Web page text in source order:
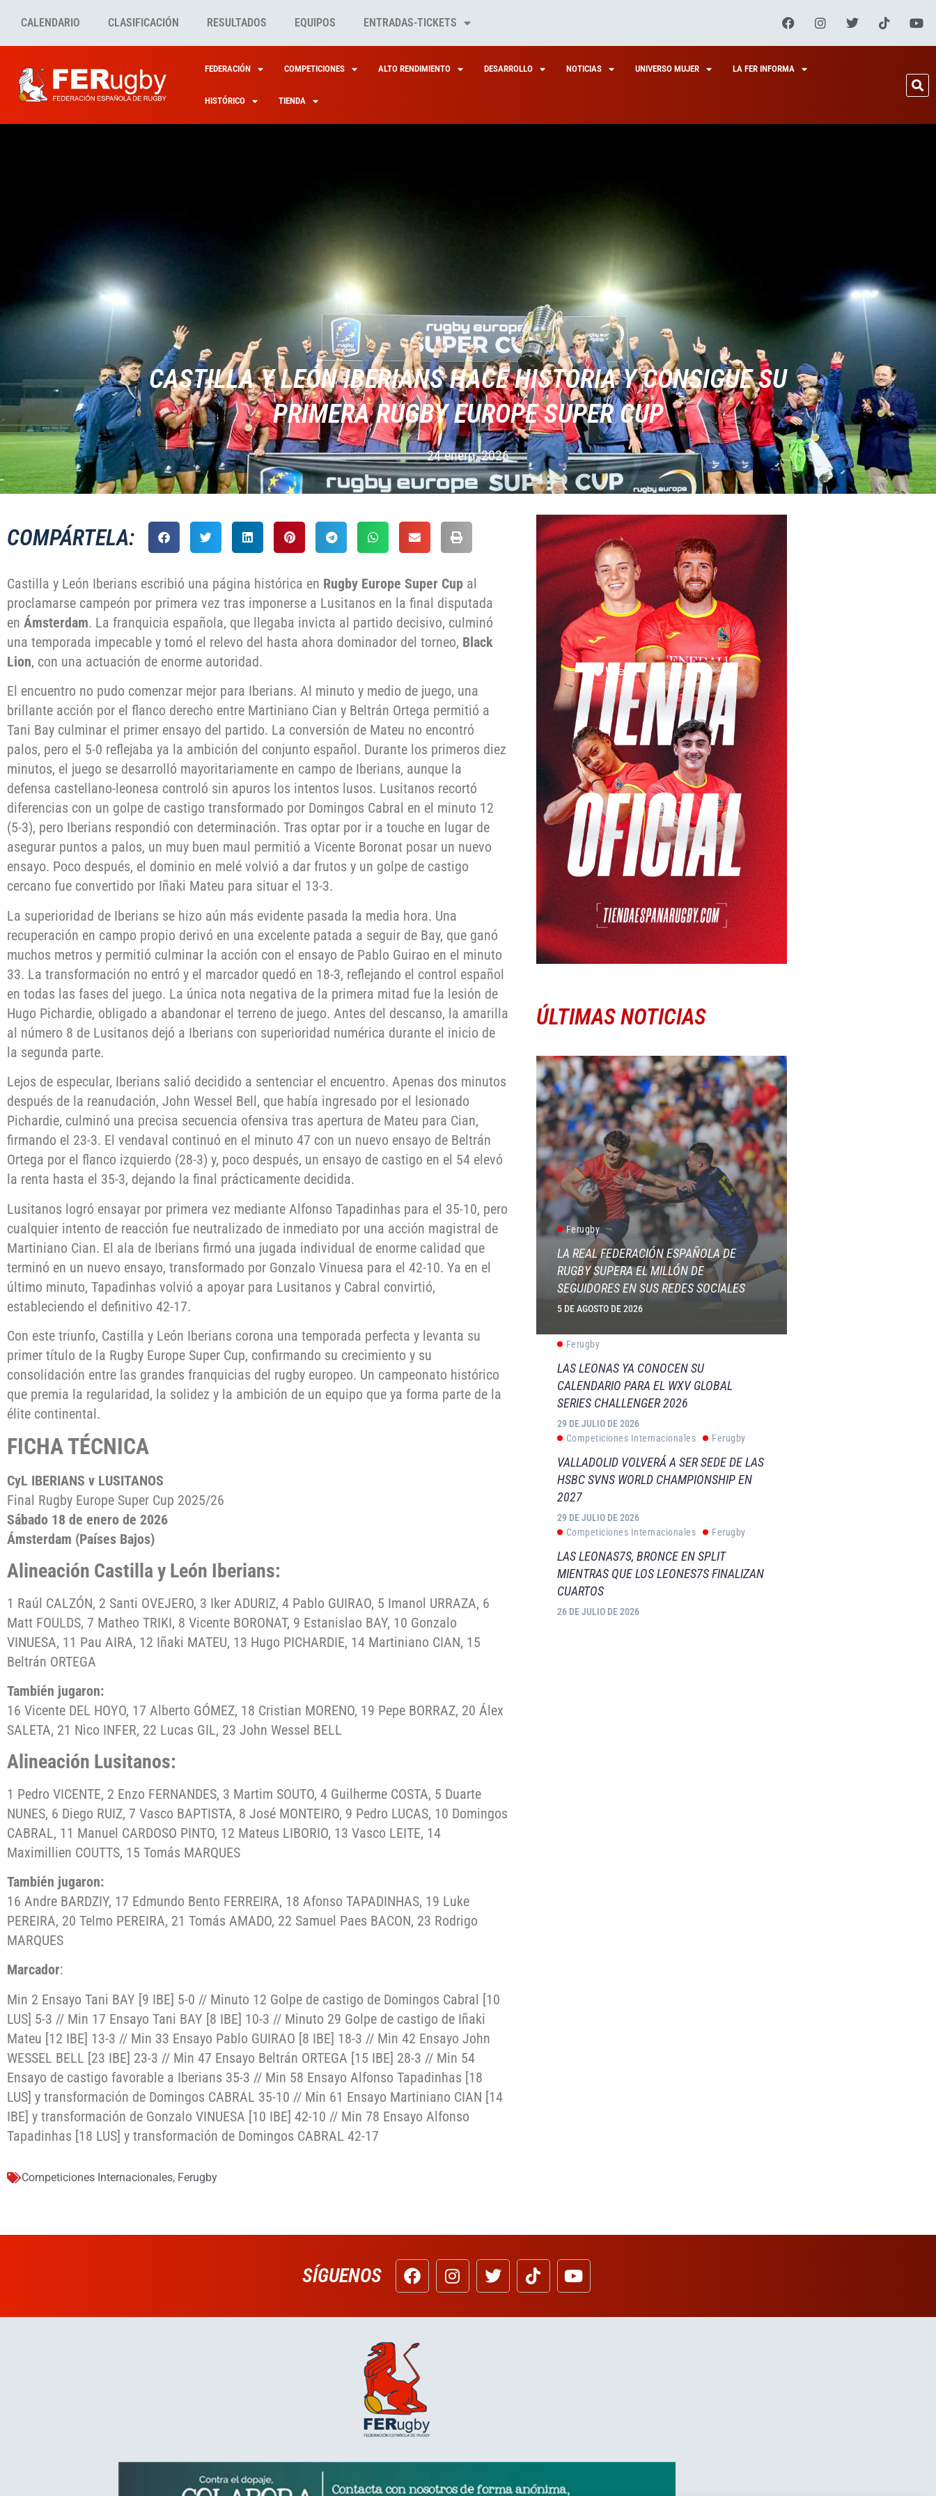
CALENDARIO CLASIFICACIÓN RESULTADOS EQUIPOS ENTRADAS-TICKETS
FEDERACIÓN COMPETICIONES ALTO RENDIMIENTO DESARROLLO NOTICIAS UNIVERSO MUJER LA FER INFORMA
HISTÓRICO TIENDA
CASTILLA Y LEÓN IBERIANS HACE HISTORIA Y CONSIGUE SU
PRIMERA RUGBY EUROPE SUPER CUP
24 enero, 2026
COMPÁRTELA:
Castilla y León Iberians escribió una página histórica en Rugby Europe Super Cup al
proclamarse campeón por primera vez tras imponerse a Lusitanos en la final disputada
en Ámsterdam. La franquicia española, que llegaba invicta al partido decisivo, culminó
una temporada impecable y tomó el relevo del hasta ahora dominador del torneo, Black
Lion, con una actuación de enorme autoridad.
El encuentro no pudo comenzar mejor para Iberians. Al minuto y medio de juego, una
brillante acción por el flanco derecho entre Martiniano Cian y Beltrán Ortega permitió a
Tani Bay culminar el primer ensayo del partido. La conversión de Mateu no encontró
palos, pero el 5-0 reflejaba ya la ambición del conjunto español. Durante los primeros diez
minutos, el juego se desarrolló mayoritariamente en campo de Iberians, aunque la
defensa castellano-leonesa controló sin apuros los intentos lusos. Lusitanos recortó
diferencias con un golpe de castigo transformado por Domingos Cabral en el minuto 12
(5-3), pero Iberians respondió con determinación. Tras optar por ir a touche en lugar de
asegurar puntos a palos, un muy buen maul permitió a Vicente Boronat posar un nuevo
ensayo. Poco después, el dominio en melé volvió a dar frutos y un golpe de castigo
cercano fue convertido por Iñaki Mateu para situar el 13-3.
La superioridad de Iberians se hizo aún más evidente pasada la media hora. Una
recuperación en campo propio derivó en una excelente patada a seguir de Bay, que ganó
muchos metros y permitió culminar la acción con el ensayo de Pablo Guirao en el minuto
33. La transformación no entró y el marcador quedó en 18-3, reflejando el control español
en todas las fases del juego. La única nota negativa de la primera mitad fue la lesión de
Hugo Pichardie, obligado a abandonar el terreno de juego. Antes del descanso, la amarilla
al número 8 de Lusitanos dejó a Iberians con superioridad numérica durante el inicio de
la segunda parte.
Lejos de especular, Iberians salió decidido a sentenciar el encuentro. Apenas dos minutos
después de la reanudación, John Wessel Bell, que había ingresado por el lesionado
Pichardie, culminó una precisa secuencia ofensiva tras apertura de Mateu para Cian,
firmando el 23-3. El vendaval continuó en el minuto 47 con un nuevo ensayo de Beltrán
Ortega por el flanco izquierdo (28-3) y, poco después, un ensayo de castigo en el 54 elevó
la renta hasta el 35-3, dejando la final prácticamente decidida.
Lusitanos logró ensayar por primera vez mediante Alfonso Tapadinhas para el 35-10, pero
cualquier intento de reacción fue neutralizado de inmediato por una acción magistral de
Martiniano Cian. El ala de Iberians firmó una jugada individual de enorme calidad que
terminó en un nuevo ensayo, transformado por Gonzalo Vinuesa para el 42-10. Ya en el
último minuto, Tapadinhas volvió a apoyar para Lusitanos y Cabral convirtió,
estableciendo el definitivo 42-17.
Con este triunfo, Castilla y León Iberians corona una temporada perfecta y levanta su
primer título de la Rugby Europe Super Cup, confirmando su crecimiento y su
consolidación entre las grandes franquicias del rugby europeo. Un campeonato histórico
que premia la regularidad, la solidez y la ambición de un equipo que ya forma parte de la
élite continental.
FICHA TÉCNICA
CyL IBERIANS v LUSITANOS
Final Rugby Europe Super Cup 2025/26
Sábado 18 de enero de 2026
Ámsterdam (Países Bajos)
Alineación Castilla y León Iberians:
1 Raúl CALZÓN, 2 Santi OVEJERO, 3 Iker ADURIZ, 4 Pablo GUIRAO, 5 Imanol URRAZA, 6
Matt FOULDS, 7 Matheo TRIKI, 8 Vicente BORONAT, 9 Estanislao BAY, 10 Gonzalo
VINUESA, 11 Pau AIRA, 12 Iñaki MATEU, 13 Hugo PICHARDIE, 14 Martiniano CIAN, 15
Beltrán ORTEGA
También jugaron:
16 Vicente DEL HOYO, 17 Alberto GÓMEZ, 18 Cristian MORENO, 19 Pepe BORRAZ, 20 Álex
SALETA, 21 Nico INFER, 22 Lucas GIL, 23 John Wessel BELL
Alineación Lusitanos:
1 Pedro VICENTE, 2 Enzo FERNANDES, 3 Martim SOUTO, 4 Guilherme COSTA, 5 Duarte
NUNES, 6 Diego RUIZ, 7 Vasco BAPTISTA, 8 José MONTEIRO, 9 Pedro LUCAS, 10 Domingos
CABRAL, 11 Manuel CARDOSO PINTO, 12 Mateus LIBORIO, 13 Vasco LEITE, 14
Maximillien COUTTS, 15 Tomás MARQUES
También jugaron:
16 Andre BARDZIY, 17 Edmundo Bento FERREIRA, 18 Afonso TAPADINHAS, 19 Luke
PEREIRA, 20 Telmo PEREIRA, 21 Tomás AMADO, 22 Samuel Paes BACON, 23 Rodrigo
MARQUES
Marcador:
Min 2 Ensayo Tani BAY [9 IBE] 5-0 // Minuto 12 Golpe de castigo de Domingos Cabral [10
LUS] 5-3 // Min 17 Ensayo Tani BAY [8 IBE] 10-3 // Minuto 29 Golpe de castigo de Iñaki
Mateu [12 IBE] 13-3 // Min 33 Ensayo Pablo GUIRAO [8 IBE] 18-3 // Min 42 Ensayo John
WESSEL BELL [23 IBE] 23-3 // Min 47 Ensayo Beltrán ORTEGA [15 IBE] 28-3 // Min 54
Ensayo de castigo favorable a Iberians 35-3 // Min 58 Ensayo Alfonso Tapadinhas [18
LUS] y transformación de Domingos CABRAL 35-10 // Min 61 Ensayo Martiniano CIAN [14
IBE] y transformación de Gonzalo VINUESA [10 IBE] 42-10 // Min 78 Ensayo Alfonso
Tapadinhas [18 LUS] y transformación de Domingos CABRAL 42-17
Competiciones Internacionales, Ferugby
ÚLTIMAS NOTICIAS
Ferugby
LA REAL FEDERACIÓN ESPAÑOLA DE
RUGBY SUPERA EL MILLÓN DE
SEGUIDORES EN SUS REDES SOCIALES
5 DE AGOSTO DE 2026
Ferugby
LAS LEONAS YA CONOCEN SU
CALENDARIO PARA EL WXV GLOBAL
SERIES CHALLENGER 2026
29 DE JULIO DE 2026
Competiciones Internacionales
Ferugby
VALLADOLID VOLVERÁ A SER SEDE DE LAS
HSBC SVNS WORLD CHAMPIONSHIP EN
2027
29 DE JULIO DE 2026
Competiciones Internacionales
Ferugby
LAS LEONAS7S, BRONCE EN SPLIT
MIENTRAS QUE LOS LEONES7S FINALIZAN
CUARTOS
26 DE JULIO DE 2026
SÍGUENOS